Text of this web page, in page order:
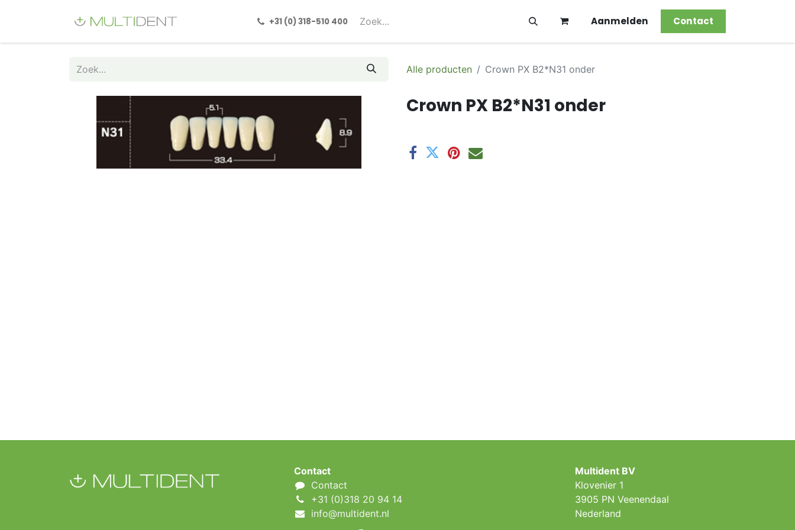
Formulieren
+31 (0) 318-510 400​​ Aanmelden Contact
Alle producten Crown PX B2*N31 onder
Crown PX B2*N31 onder
Contact
Contact
+31 (0)318 20 94 14
info@multident.nl
Multident BV
Klovenier 1
3905 PN Veenendaal
Nederland ​